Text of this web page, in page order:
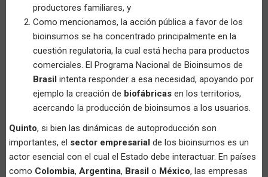
productores familiares, y
Como mencionamos, la acción pública a favor de los
bioinsumos se ha concentrado principalmente en la
cuestión regulatoria, la cual está hecha para productos
comerciales. El Programa Nacional de Bioinsumos de
Brasil intenta responder a esa necesidad, apoyando por
ejemplo la creación de biofábricas en los territorios,
acercando la producción de bioinsumos a los usuarios.
Quinto, si bien las dinámicas de autoproducción son
importantes, el sector empresarial de los bioinsumos es un
actor esencial con el cual el Estado debe interactuar. En países
como Colombia, Argentina, Brasil o México, las empresas